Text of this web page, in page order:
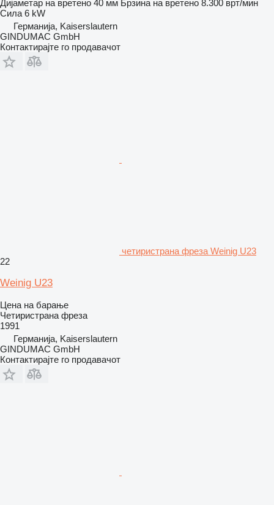
Дијаметар на вретено 40 мм Брзина на вретено 8.300 врт/мин
Сила 6 kW
Германија, Kaiserslautern
GINDUMAC GmbH
Контактирајте го продавачот
четиристрана фреза Weinig U23
22
Weinig U23
Цена на барање
Четиристрана фреза
1991
Германија, Kaiserslautern
GINDUMAC GmbH
Контактирајте го продавачот